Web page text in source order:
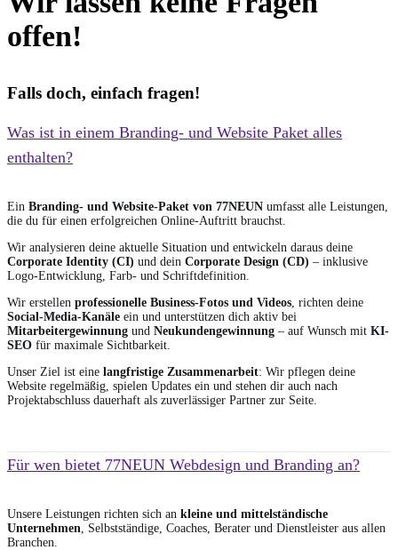
offen!
Falls doch, einfach fragen!
Was ist in einem Branding- und Website Paket alles
enthalten?
Ein Branding- und Website-Paket von 77NEUN umfasst alle Leistungen,
die du für einen erfolgreichen Online-Auftritt brauchst.
Wir analysieren deine aktuelle Situation und entwickeln daraus deine
Corporate Identity (CI) und dein Corporate Design (CD) – inklusive
Logo-Entwicklung, Farb- und Schriftdefinition.
Wir erstellen professionelle Business-Fotos und Videos , richten deine
Social-Media-Kanäle ein und unterstützen dich aktiv bei
Mitarbeitergewinnung und Neukundengewinnung – auf Wunsch mit KI-
SEO für maximale Sichtbarkeit.
Unser Ziel ist eine langfristige Zusammenarbeit: Wir pflegen deine
Website regelmäßig, spielen Updates ein und stehen dir auch nach
Projektabschluss dauerhaft als zuverlässiger Partner zur Seite.
Für wen bietet 77NEUN Webdesign und Branding an?
Unsere Leistungen richten sich an kleine und mittelständische
Unternehmen , Selbstständige, Coaches, Berater und Dienstleister aus allen
Branchen.